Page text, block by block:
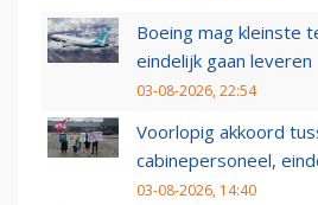
Boeing mag kleinste
eindelijk gaan leveren
03-08-2026, 22:54
Voorlopig akkoord
cabinepersoneel,
03-08-2026, 14:40